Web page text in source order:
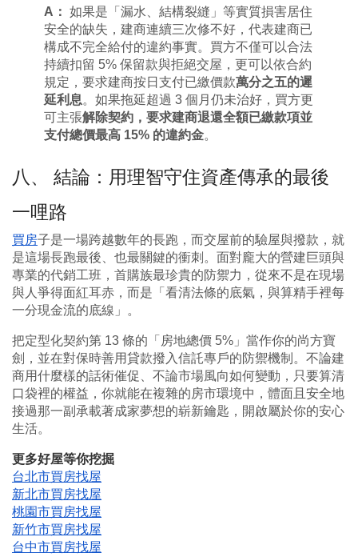
A： 如果是「漏水、結構裂縫」等實質損害居住
安全的缺失，建商連續三次修不好，代表建商已
構成不完全給付的違約事實。買方不僅可以合法
持續扣留 5% 保留款與拒絕交屋，更可以依合約
規定，要求建商按日支付已繳價款萬分之五的遲
延利息。如果拖延超過 3 個月仍未治好，買方更
可主張解除契約，要求建商退還全額已繳款項並
支付總價最高 15% 的違約金。
八、 結論：用理智守住資產傳承的最後
一哩路
買房子是一場跨越數年的長跑，而交屋前的驗屋與撥款，就
是這場長跑最後、也最關鍵的衝刺。面對龐大的營建巨頭與
專業的代銷工班，首購族最珍貴的防禦力，從來不是在現場
與人爭得面紅耳赤，而是「看清法條的底氣，與算精手裡每
一分現金流的底線」。
把定型化契約第 13 條的「房地總價 5%」當作你的尚方寶
劍，並在對保時善用貸款撥入信託專戶的防禦機制。不論建
商用什麼樣的話術催促、不論市場風向如何變動，只要算清
口袋裡的權益，你就能在複雜的房市環境中，體面且安全地
接過那一副承載著成家夢想的崭新鑰匙，開啟屬於你的安心
生活。
更多好屋等你挖掘
台北市買房找屋
新北市買房找屋
桃園市買房找屋
新竹市買房找屋
台中市買房找屋